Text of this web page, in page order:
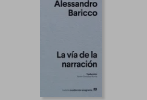
Rápido